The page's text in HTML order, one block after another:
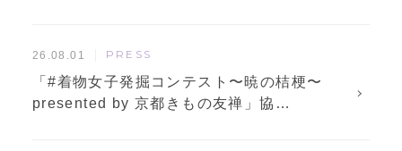
26.08.01 PRESS
「#着物女子発掘コンテスト〜暁の桔梗〜
presented by 京都きもの友禅」協…